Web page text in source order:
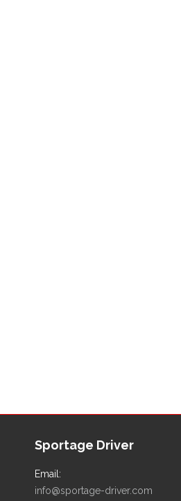
Sportage Driver
Email:
info@sportage-driver.com